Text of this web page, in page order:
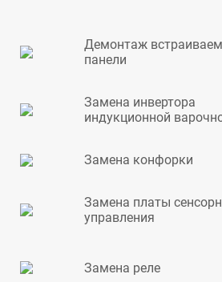
Демонтаж
панели
Замена инвертора
индукционной
Замена конфорки
Замена платы
управления
Замена реле